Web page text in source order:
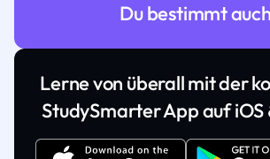
Du bestimmt
Lerne von überall mit der
StudySmarter App auf iOS